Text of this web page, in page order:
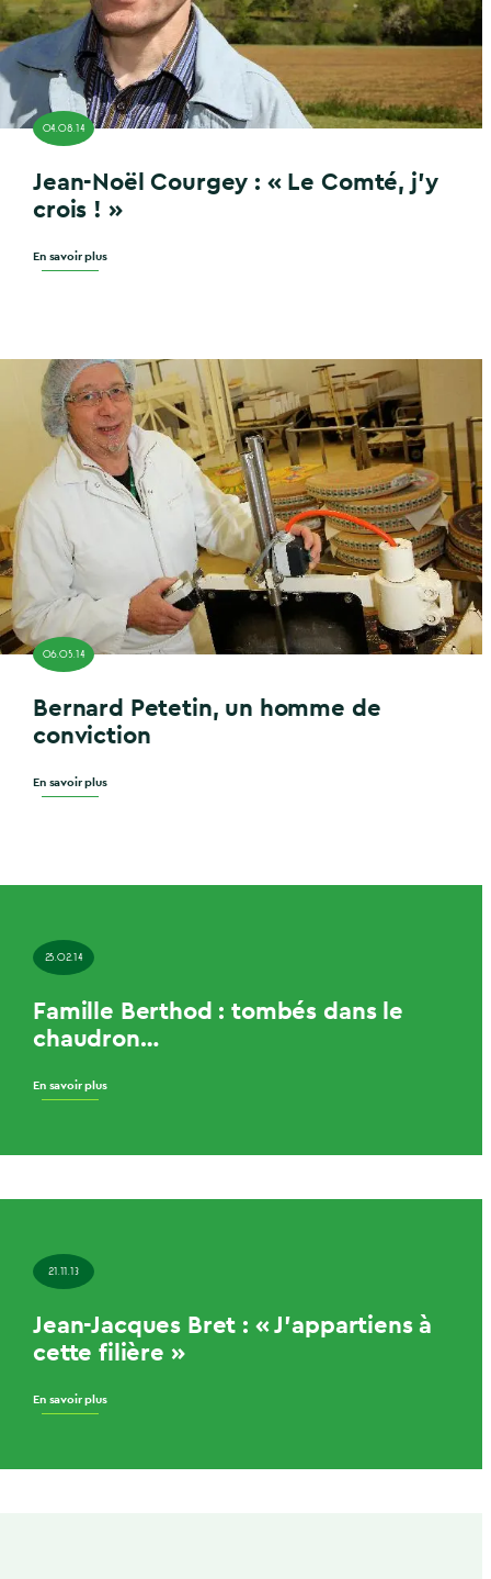
04.08.14
Jean-Noël Courgey : « Le Comté, j’y
crois ! »
En savoir plus
06.05.14
Bernard Petetin, un homme de
conviction
En savoir plus
25.02.14
Famille Berthod : tombés dans le
chaudron…
En savoir plus
21.11.13
Jean-Jacques Bret : « J’appartiens à
cette filière »
En savoir plus